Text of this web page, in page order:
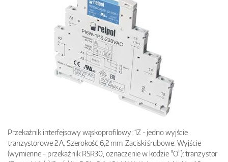
Przekaźnik interfejsowy wąskoprofilowy: 1Z - jedno wyjście
tranzystorowe 2 A. Szerokość 6,2 mm. Zaciski śrubowe. Wyjście
(wymienne - przekaźnik RSR30, oznaczenie w kodzie "O"): tranzystor